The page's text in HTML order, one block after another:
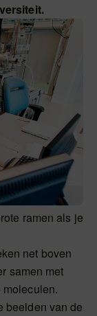
ramen als je
net boven
samen met
beelden van de